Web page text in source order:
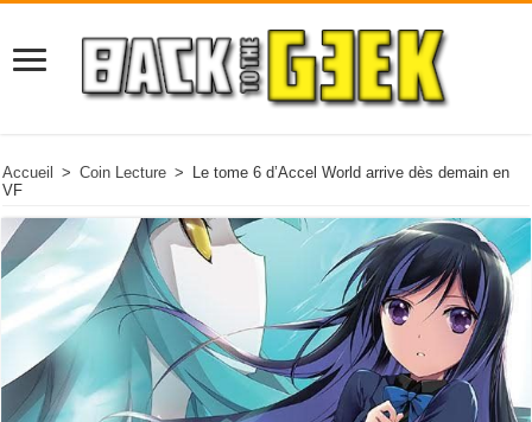
Accueil > Coin Lecture >
Le tome 6 d’Accel World arrive dès demain en
VF